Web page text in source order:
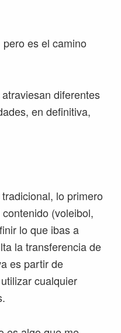
es el camino
diferentes
en definitiva,
lo primero
(voleibol,
lo que ibas a
la transferencia de
es partir de
cualquier